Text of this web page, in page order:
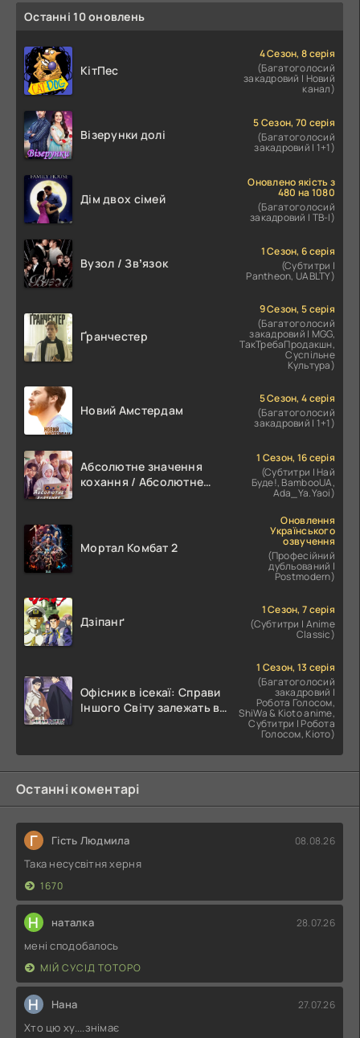
Останні 10 оновлень
КітПес
4 Сезон, 8 серія
(Багатоголосий
закадровий | Новий
канал)
Візерунки долі
5 Сезон, 70 серія
(Багатоголосий
закадровий | 1+1)
Дім двох сімей
Оновлено якість з
480 на 1080
(Багатоголосий
закадровий | ТВ-І)
Вузол / Звʼязок
1 Сезон, 6 серія
(Субтитри |
Pantheon, UABLTY)
Ґранчестер
9 Сезон, 5 серія
(Багатоголосий
закадровий | MGG,
ТакТребаПродакшн,
Суспільне
Культура)
Новий Амстердам
5 Сезон, 4 серія
(Багатоголосий
закадровий | 1+1)
Абсолютне значення
кохання / Абсолютне
1 Сезон, 16 серія
(Субтитри | Най
Буде!, BambooUA,
Ada_Ya.Yaoi)
Мортал Комбат 2
Оновлення
Українського
озвучення
(Професійний
дубльований |
Postmodern)
Дзіпанґ
1 Сезон, 7 серія
(Субтитри | Anime
Classic)
Офісник в ісекаї: Справи
Іншого Світу залежать від
1 Сезон, 13 серія
(Багатоголосий
закадровий |
Робота Голосом,
ShiWa & Kioto anime,
Субтитри | Робота
Голосом, Кіото)
Останні коментарі
Г Гість Людмила 08.08.26
Така несусвітня херня
1670
Н наталка 28.07.26
мені сподобалось
МІЙ СУСІД ТОТОРО
Н Нана 27.07.26
Хто цю ху....знімає